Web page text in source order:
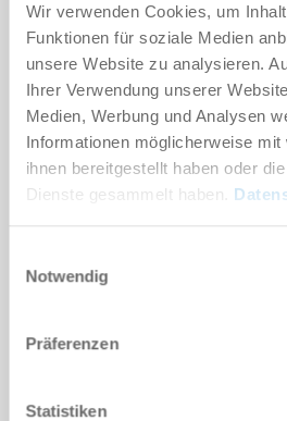
Wir verwenden Cookies, um
Funktionen für soziale Medien
unsere Website zu analysieren.
Ihrer Verwendung unserer
Medien, Werbung und Analysen
Informationen möglicherweise
ihnen bereitgestellt haben oder
Dienste gesammelt haben.
Notwendig
Präferenzen
Statistiken
Ort*
Land*